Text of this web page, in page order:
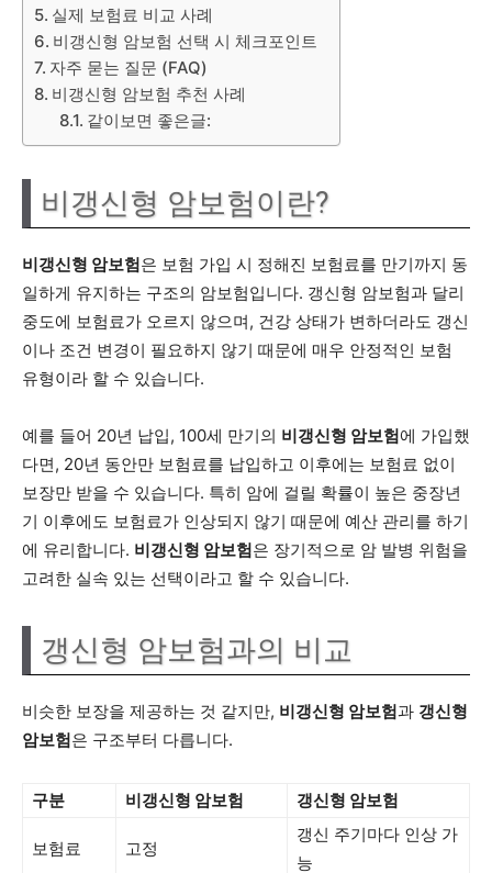
실제 보험료 비교 사례
비갱신형 암보험 선택 시 체크포인트
자주 묻는 질문 (FAQ)
비갱신형 암보험 추천 사례
같이보면 좋은글:
비갱신형 암보험이란?
비갱신형 암보험은 보험 가입 시 정해진 보험료를 만기까지 동
일하게 유지하는 구조의 암보험입니다. 갱신형 암보험과 달리
중도에 보험료가 오르지 않으며, 건강 상태가 변하더라도 갱신
이나 조건 변경이 필요하지 않기 때문에 매우 안정적인 보험
유형이라 할 수 있습니다.
예를 들어 20년 납입, 100세 만기의 비갱신형 암보험에 가입했
다면, 20년 동안만 보험료를 납입하고 이후에는 보험료 없이
보장만 받을 수 있습니다. 특히 암에 걸릴 확률이 높은 중장년
기 이후에도 보험료가 인상되지 않기 때문에 예산 관리를 하기
에 유리합니다. 비갱신형 암보험은 장기적으로 암 발병 위험을
고려한 실속 있는 선택이라고 할 수 있습니다.
갱신형 암보험과의 비교
비슷한 보장을 제공하는 것 같지만, 비갱신형 암보험과 갱신형
암보험은 구조부터 다릅니다.
구분 비갱신형 암보험 갱신형 암보험
보험료 고정
갱신 주기마다 인상 가
능